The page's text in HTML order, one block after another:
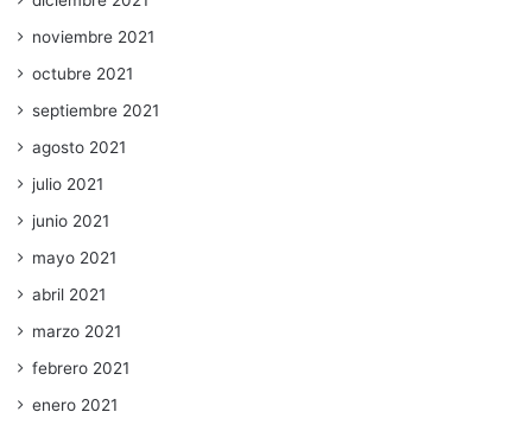
noviembre 2021
octubre 2021
septiembre 2021
agosto 2021
julio 2021
junio 2021
mayo 2021
abril 2021
marzo 2021
febrero 2021
enero 2021